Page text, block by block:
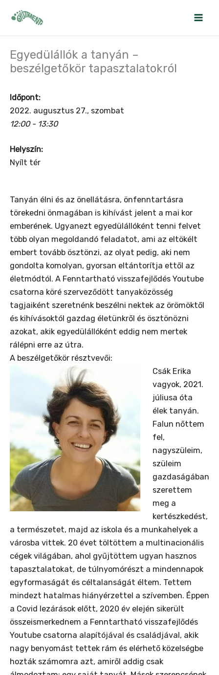
Egyedülállók a tanyán –
beszélgetőkör tapasztalatokról
Időpont:
2022. augusztus 27., szombat
12:00 - 13:30
Helyszín:
Nyílt tér
Tanyán élni és az önellátásra, önfenntartásra
törekedni önmagában is kihívást jelent a mai kor
emberének. Ugyanezt egyedülállóként tenni felvet
több olyan megoldandó feladatot, ami az eltökélt
embert tovább ösztönzi, az olyat pedig, aki nem
gondolta komolyan, gyorsan eltántorítja ettől az
életmódtól. A Fenntartható visszafejlődés Youtube
csatorna köré szerveződött tanyaközösség
tagjaiként szeretnénk beszélni nektek az örömöktől
és kihívásoktól gazdag életünkről és ösztönözni
azokat, akik egyedülállóként eddig nem mertek
rálépni erre az útra.
A beszélgetőkör résztvevői:
Csák Erika
vagyok, 2021.
júliusa óta
élek tanyán.
Falun nőttem
fel,
nagyszüleim,
szüleim
gazdaságában
szerettem
meg a
kertészkedést,
a természetet, majd az iskola és a munkahelyek a
városba vittek. 20 évet töltöttem a multinacionális
cégek világában, ahol gyűjtöttem ugyan hasznos
tapasztalatokat, de túlnyomórészt a mindennapok
egyformaságát és céltalanságát éltem. Tettem
mindezt hatalmas hiányérzettel a szívemben. Éppen
a Covid lezárások előtt, 2020 év elején sikerült
összeismerkednem a Fenntartható visszafejlődés
Youtube csatorna alapítójával és családjával, akik
nagy benyomást tettek rám és elérhető közelségbe
hozták számomra azt, amiről addig csak